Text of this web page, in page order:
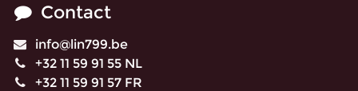
Contact
info@lin799.be
+32 11 59 91 55 NL
+32 11 59 91 57 FR